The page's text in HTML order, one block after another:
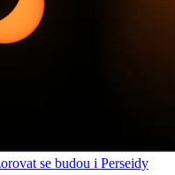
se budou i Perseidy